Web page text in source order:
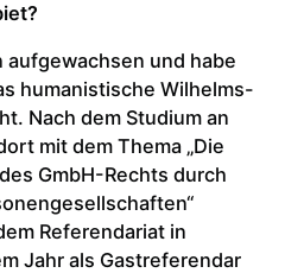
aufgewachsen und habe
humanistische Wilhelms-
Nach dem Studium an
mit dem Thema „Die
GmbH-Rechts durch
Referendariat in
Jahr als Gastreferendar